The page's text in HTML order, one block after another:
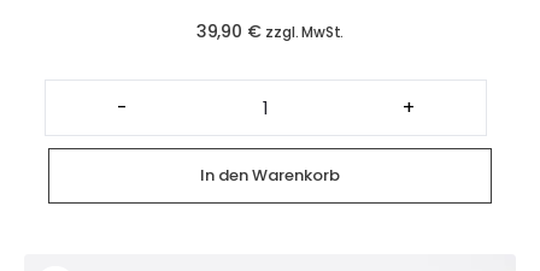
39,90 € zzgl. MwSt.
-
Platte
mit
gemischt
belegten
halben
Protein
(12
+
In den Warenkorb